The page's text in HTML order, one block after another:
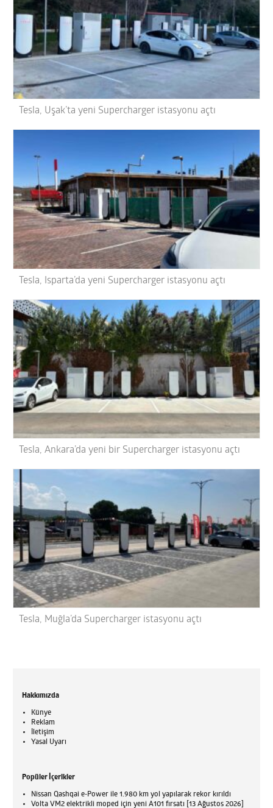
Tesla, Uşak’ta yeni Supercharger istasyonu açtı
Tesla, Isparta’da yeni Supercharger istasyonu açtı
Tesla, Ankara’da yeni bir Supercharger istasyonu açtı
Tesla, Muğla’da Supercharger istasyonu açtı
Hakkımızda
Künye
Reklam
İletişim
Yasal Uyarı
Popüler İçerikler
Nissan Qashqai e-Power ile 1.980 km yol yapılarak rekor kırıldı
Volta VM2 elektrikli moped için yeni A101 fırsatı [13 Ağustos 2026]